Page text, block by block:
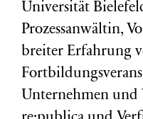
Universität
Prozessanwältin,
breiter Erfahrung
Unternehmen und